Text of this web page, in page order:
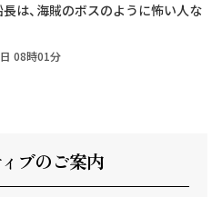
は、海賊のボスのように怖い人な
08時01分
ィ ブのご案内